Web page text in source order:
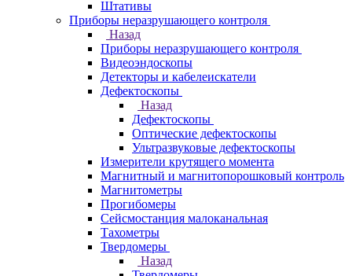
Штативы
Приборы неразрушающего контроля
Назад
Приборы неразрушающего контроля
Видеоэндоскопы
Детекторы и кабелеискатели
Дефектоскопы
Назад
Дефектоскопы
Оптические дефектоскопы
Ультразвуковые дефектоскопы
Измерители крутящего момента
Магнитный и магнитопорошковый контроль
Магнитометры
Прогибомеры
Сейсмостанция малоканальная
Тахометры
Твердомеры
Назад